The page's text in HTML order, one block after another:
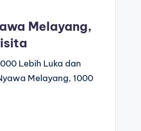
Melayang,
Lebih Luka dan
Melayang, 1000